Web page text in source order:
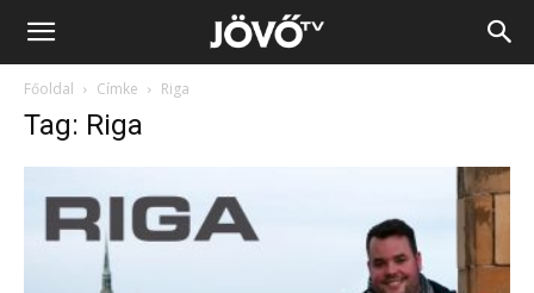
Jövő
Főoldal Címke Riga
Tag: Riga